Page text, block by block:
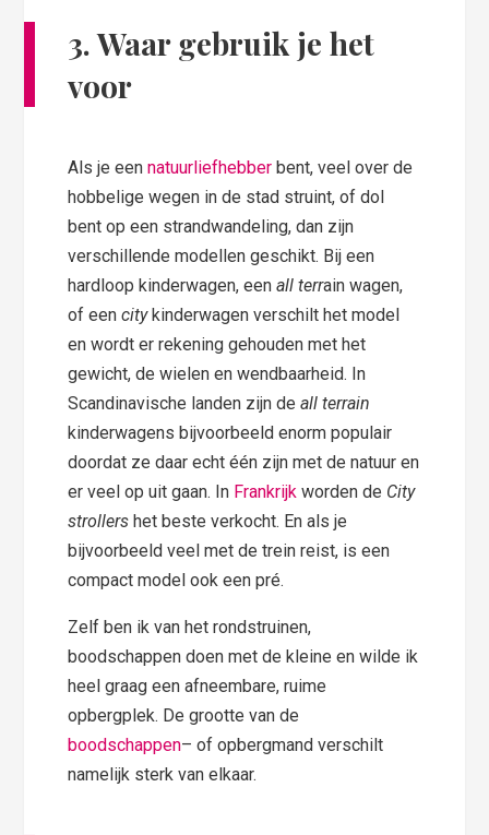
3. Waar gebruik je het
voor
Als je eennatuurliefhebber bent, veel over de
hobbelige wegen in de stad struint, of dol
bent op een strandwandeling, dan zijn
verschillende modellen geschikt. Bij een
hardloop kinderwagen, eenall terrain wagen,
of eencitykinderwagen verschilt het model
en wordt er rekening gehouden met het
gewicht, de wielen en wendbaarheid. In
Scandinavische landen zijn deall terrain
kinderwagens bijvoorbeeld enorm populair
doordat ze daar echt één zijn met de natuur en
er veel op uit gaan. In Frankrijk worden de City
strollers het beste verkocht. En als je
bijvoorbeeld veel met de trein reist, is een
compact model ook een pré.
Zelf ben ik van het rondstruinen,
boodschappen doen met de kleine en wilde ik
heel graag een afneembare, ruime
opbergplek. De grootte van de
boodschappen– of opbergmand verschilt
namelijk sterk van elkaar.